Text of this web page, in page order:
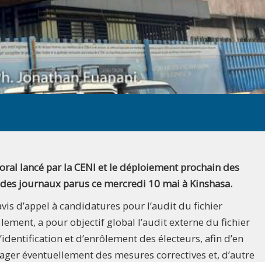
lancé par la CENI et le déploiement prochain des
journaux parus ce mercredi 10 mai à Kinshasa.
d’appel à candidatures pour l’audit du fichier
a pour objectif global l’audit externe du fichier
et d’enrôlement des électeurs, afin d’en
éventuellement des mesures correctives et, d’autre